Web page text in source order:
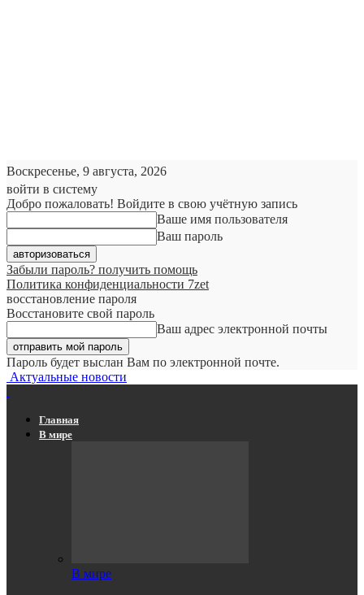
Воскресенье, 9 августа, 2026
войти в систему
Добро пожаловать! Войдите в свою учётную запись
Ваше имя пользователя
Ваш пароль
Забыли пароль? получить помощь
Политика конфиденциальности 7zet
восстановление пароля
Восстановите свой пароль
Ваш адрес электронной почты
Пароль будет выслан Вам по электронной почте.
Актуальные новости
Главная
В мире
В мире